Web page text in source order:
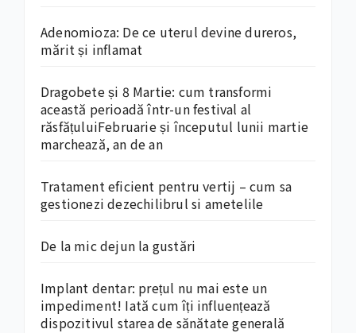
Adenomioza: De ce uterul devine dureros,
mărit și inflamat
Dragobete și 8 Martie: cum transformi
această perioadă într-un festival al
răsfățuluiFebruarie și începutul lunii martie
marchează, an de an
Tratament eficient pentru vertij – cum sa
gestionezi dezechilibrul si ametelile
De la mic dejun la gustări
Implant dentar: prețul nu mai este un
impediment! Iată cum îți influențează
dispozitivul starea de sănătate generală